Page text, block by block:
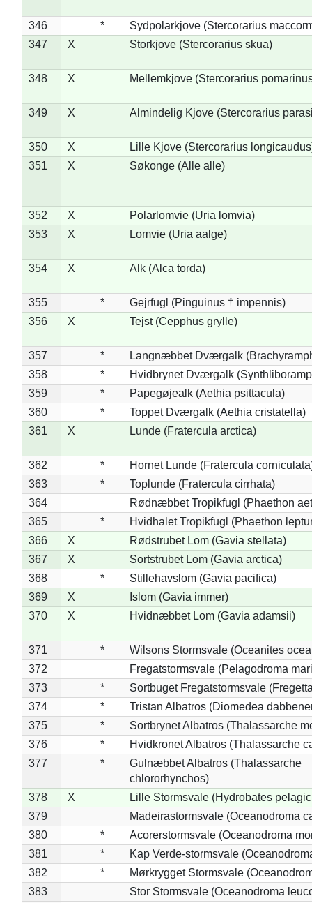
346 *
Sydpolarkjove (Stercorarius
347
X Storkjove (Stercorarius skua)
348 X Mellemkjove (Stercorarius
349 X Almindelig Kjove (Stercorarius
350 X
Lille Kjove (Stercorarius
351
X Søkonge (Alle alle)
352 X
Polarlomvie (Uria lomvia)
353
X Lomvie (Uria aalge)
354 X Alk (Alca torda)
355 *
Gejrfugl (Pinguinus † impennis)
356
X Tejst (Cepphus grylle)
357 *
Langnæbbet Dværgalk
358
*
Hvidbrynet Dværgalk
359
*
Papegøjealk (Aethia psittacula)
360
*
Toppet Dværgalk (Aethia cristatella)
361
X Lunde (Fratercula arctica)
362 *
Hornet Lunde (Fratercula
363
*
Toplunde (Fratercula cirrhata)
364
Rødnæbbet Tropikfugl (Phaethon
365
*
Hvidhalet Tropikfugl (Phaethon
366
X
Rødstrubet Lom (Gavia stellata)
367
X
Sortstrubet Lom (Gavia arctica)
368
*
Stillehavslom (Gavia pacifica)
369
X
Islom (Gavia immer)
370
X Hvidnæbbet Lom (Gavia adamsii)
371 *
Wilsons Stormsvale (Oceanites
372
Fregatstormsvale (Pelagodroma
373
*
Sortbuget Fregatstormsvale
374
*
Tristan Albatros (Diomedea
375
*
Sortbrynet Albatros (Thalassarche
376
*
Hvidkronet Albatros (Thalassarche
377
*
Gulnæbbet Albatros (Thalassarche
chlororhynchos)
378
X
Lille Stormsvale (Hydrobates
379
Madeirastormsvale (Oceanodroma
380
*
Acorerstormsvale (Oceanodroma
381
*
Kap Verde-stormsvale
382
*
Mørkrygget Stormsvale
383
Stor Stormsvale (Oceanodroma